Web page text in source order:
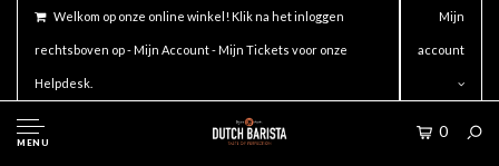
Welkom op onze online winkel! Klik na het inloggen
rechtsboven op - Mijn Account - Mijn Tickets voor onze
Helpdesk.
Mijn
account
MENU
0